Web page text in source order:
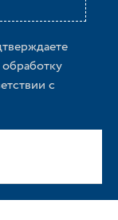
обработку
с